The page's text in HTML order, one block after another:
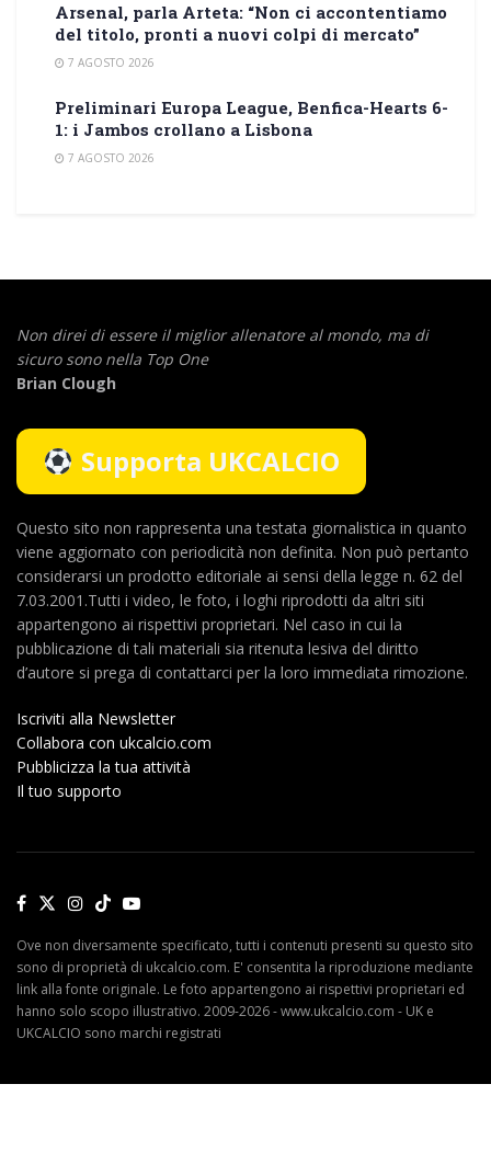
Arsenal, parla Arteta: “Non ci accontentiamo
del titolo, pronti a nuovi colpi di mercato”
7 AGOSTO 2026
Preliminari Europa League, Benfica-Hearts 6-
1: i Jambos crollano a Lisbona
7 AGOSTO 2026
Non direi di essere il miglior allenatore al mondo, ma di
sicuro sono nella Top One
Brian Clough
Supporta UKCALCIO
Questo sito non rappresenta una testata giornalistica in quanto
viene aggiornato con periodicità non definita. Non può pertanto
considerarsi un prodotto editoriale ai sensi della legge n. 62 del
7.03.2001.Tutti i video, le foto, i loghi riprodotti da altri siti
appartengono ai rispettivi proprietari. Nel caso in cui la
pubblicazione di tali materiali sia ritenuta lesiva del diritto
d’autore si prega di contattarci per la loro immediata rimozione.
Iscriviti alla Newsletter
Collabora con ukcalcio.com
Pubblicizza la tua attività
Il tuo supporto
Ove non diversamente specificato, tutti i contenuti presenti su questo sito
sono di proprietà di ukcalcio.com. E' consentita la riproduzione mediante
link alla fonte originale. Le foto appartengono ai rispettivi proprietari ed
hanno solo scopo illustrativo. 2009-2026 - www.ukcalcio.com - UK e
UKCALCIO sono marchi registrati